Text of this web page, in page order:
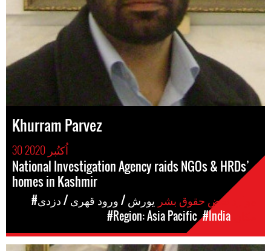
Khurram Parvez
30 اُکتُبر 2020
National Investigation Agency raids NGOs & HRDs’
homes in Kashmir
#یورش / ورود قهری / دزدی
#Region: Asia Pacific #India